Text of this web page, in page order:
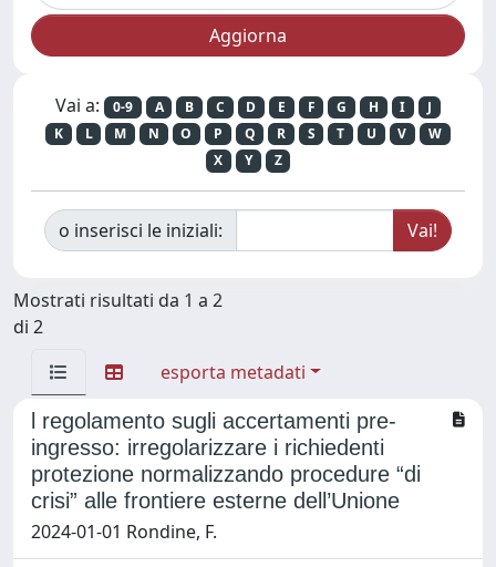
Vai a: 0-9 A B C D E F G H I
J
K
L M N O P Q R S T U V
W
X
Y Z
o inserisci le iniziali:
Mostrati risultati da 1 a 2
di 2
esporta metadati
l regolamento sugli accertamenti pre-
ingresso: irregolarizzare i richiedenti
protezione normalizzando procedure “di
crisi” alle frontiere esterne dell’Unione
2024-01-01 Rondine, F.